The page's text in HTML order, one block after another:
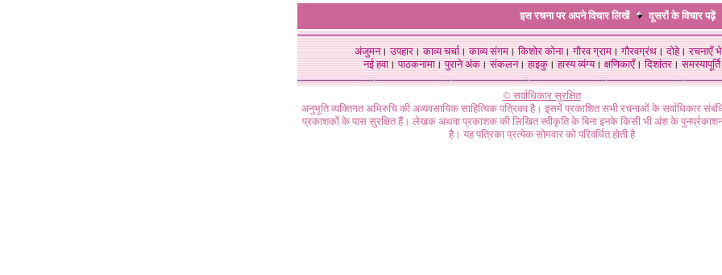
इस रचना पर अपने विचार लिखें दूसरों के विचारपढ़ें
अंजुमन।उपहार।काव्य चर्चा।काव्य संगम।किशोर कोना।गौरव ग्राम।गौरवग्रंथ।दोहे।रचनाएँ
नई हवा। पाठकनामा। पुराने अंक। संकलन। हाइकु। हास्य व्यंग्य। क्षणिकाएँ। दिशांतर। समस्यापूर्ति
© सर्वाधिकार सुरक्षित
अनुभूति व्यक्तिगत अभिरुचि की अव्यवसायिक साहित्यिक पत्रिका है। इसमें प्रकाशित सभी रचनाओं के सर्वाधिकार
प्रकाशकों के पास सुरक्षित हैं। लेखक अथवा प्रकाशक की लिखित स्वीकृति के बिना इनके किसी भी अंश के
है। यह पत्रिका प्रत्येक सोमवार को परिवर्धित होती है